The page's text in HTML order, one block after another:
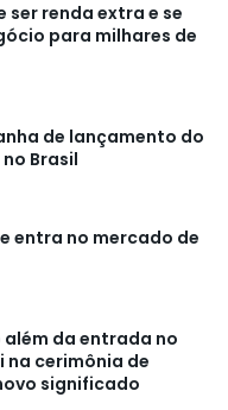
renda extra e se
para milhares de
de lançamento do
no Brasil
entra no mercado de
além da entrada no
na cerimônia de
significado